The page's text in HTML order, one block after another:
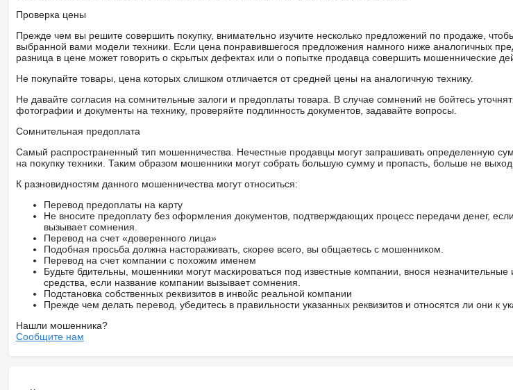
Проверка цены
Прежде чем вы решите совершить покупку, внимательно изучите несколько предложений по продаже,
выбранной вами модели техники. Если цена понравившегося предложения намного ниже аналогичных
разница в цене может говорить о скрытых дефектах или о попытке продавца совершить мошеннические
Не покупайте товары, цена которых слишком отличается от средней цены на аналогичную технику.
Не давайте согласия на сомнительные залоги и предоплаты товара. В случае сомнений не бойтесь
фотографии и документы на технику, проверяйте подлинность документов, задавайте вопросы.
Сомнительная предоплата
Самый распространенный тип мошенничества. Нечестные продавцы могут запрашивать определенную
на покупку техники. Таким образом мошенники могут собрать большую сумму и пропасть, больше не
К разновидностям данного мошенничества могут относиться:
Перевод предоплаты на карту
Не вносите предоплату без оформления документов, подтверждающих процесс передачи денег,
вызывает сомнения.
Перевод на счет «доверенного лица»
Подобная просьба должна настораживать, скорее всего, вы общаетесь с мошенником.
Перевод на счет компании с похожим именем
Будьте бдительны, мошенники могут маскироваться под известные компании, внося
средства, если название компании вызывает сомнения.
Подстановка собственных реквизитов в инвойс реальной компании
Прежде чем делать перевод, убедитесь в правильности указанных реквизитов и относятся ли они к
Нашли мошенника?
Сообщите нам